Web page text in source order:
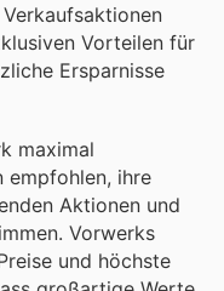
Vorteilen für
Ersparnisse
maximal
empfohlen, ihre
Aktionen und
Vorwerks
und höchste